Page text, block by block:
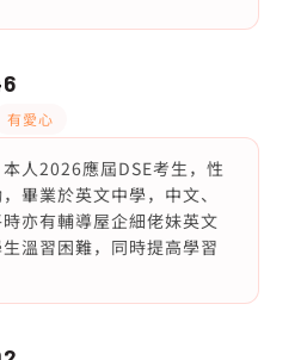
有愛心
人2026應屆DSE考生，性
畢業於英文中學，中文、
亦有輔導屋企細佬妹英文
溫習困難，同時提高學習